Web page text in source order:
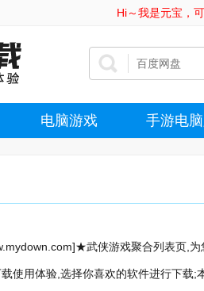
Hi～我是元宝，
电脑游戏 手游电
武侠游戏聚合列表页,
使用体验,选择你喜欢的软件进行下载